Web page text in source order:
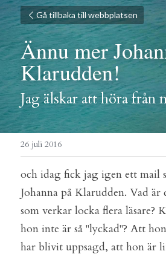
Gå tillbaka till webbplatsen
Ännu mer
Klarudden!
Jag älskar att höra från
26 juli 2016
och idag fick jag igen ett mail
Johanna på Klarudden. Vad är
som verkar locka flera läsare?
hon inte är så "lyckad"? Att
har blivit uppsagd, att hon är